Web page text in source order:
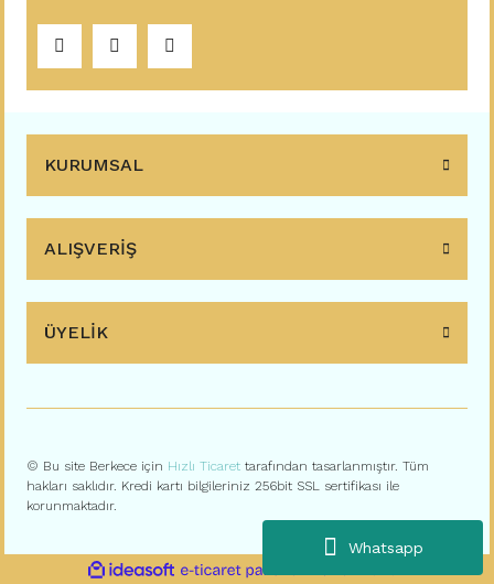
Whatsapp
KURUMSAL
ALIŞVERİŞ
ÜYELİK
© Bu site Berkece için Hızlı Ticaret tarafından tasarlanmıştır. Tüm
hakları saklıdır. Kredi kartı bilgileriniz 256bit SSL sertifikası ile
korunmaktadır.
ideasoft